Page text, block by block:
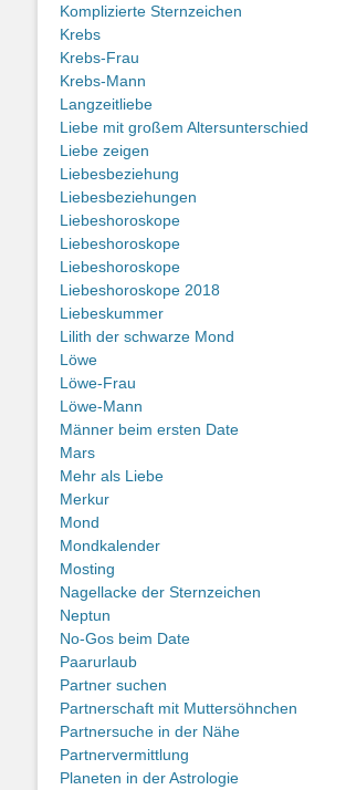
Komplizierte Sternzeichen
Krebs
Krebs-Frau
Krebs-Mann
Langzeitliebe
Liebe mit großem Altersunterschied
Liebe zeigen
Liebesbeziehung
Liebesbeziehungen
Liebeshoroskope
Liebeshoroskope
Liebeshoroskope
Liebeshoroskope 2018
Liebeskummer
Lilith der schwarze Mond
Löwe
Löwe-Frau
Löwe-Mann
Männer beim ersten Date
Mars
Mehr als Liebe
Merkur
Mond
Mondkalender
Mosting
Nagellacke der Sternzeichen
Neptun
No-Gos beim Date
Paarurlaub
Partner suchen
Partnerschaft mit Muttersöhnchen
Partnersuche in der Nähe
Partnervermittlung
Planeten in der Astrologie